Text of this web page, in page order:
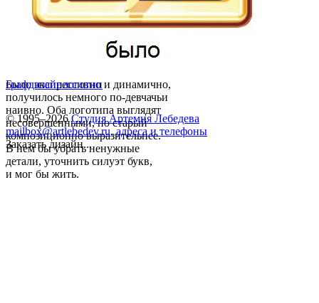
Было экспрессивно и динамично,
получилось немного по-девчачьи
наивно. Оба логотипа выглядят
несовершенными, но старый
композиционно выразительнее.
В нем бы убрать ненужные
детали, уточнить силуэт букв,
и мог бы жить.
графдизайнлоготип
© 1995–2026 Студия Артемия Лебедева
mailbox@artlebedev.ru, адреса и телефоны
Заказать дизайн...